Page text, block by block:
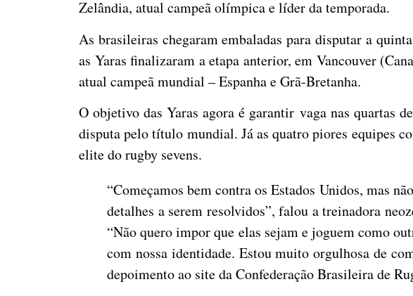
Zelândia, atual campeã olímpica e líder da temporada.
As brasileiras chegaram embaladas para disputar a
as Yaras finalizaram a etapa anterior, em Vancouver
atual campeã mundial – Espanha e Grã-Bretanha.
O objetivo das Yaras agora é garantir vaga nas quartas
disputa pelo título mundial. Já as quatro piores equipes
elite do rugby sevens.
“Começamos bem contra os Estados Unidos, mas
detalhes a serem resolvidos”, falou a treinadora
“Não quero impor que elas sejam e joguem como
com nossa identidade. Estou muito orgulhosa de
depoimento ao site da Confederação Brasileira de